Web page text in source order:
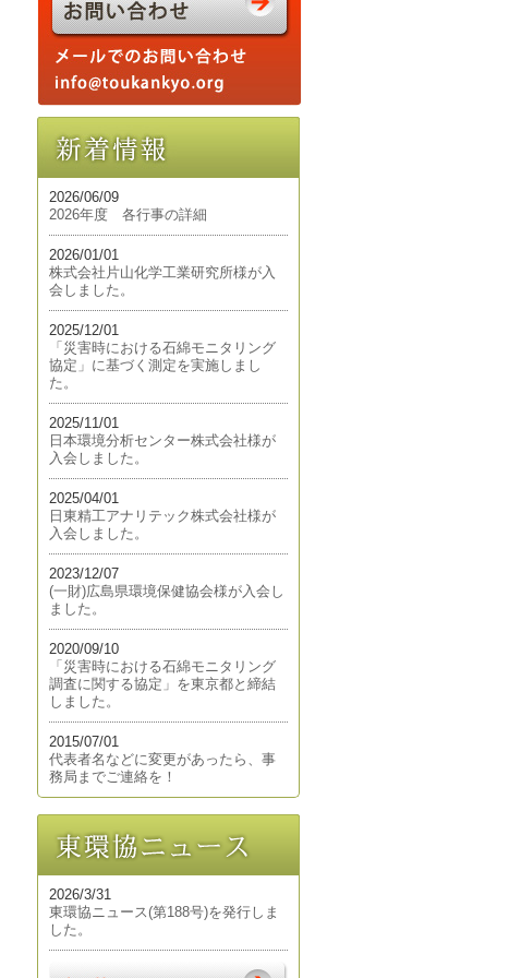
2026/06/09
2026年度 各行事の詳細
2026/01/01
株式会社片山化学工業研究所様が入
会しました。
2025/12/01
「災害時における石綿モニタリング
協定」に基づく測定を実施しまし
た。
2025/11/01
日本環境分析センター株式会社様が
入会しました。
2025/04/01
日東精工アナリテック株式会社様が
入会しました。
2023/12/07
(一財)広島県環境保健協会様が入会し
ました。
2020/09/10
「災害時における石綿モニタリング
調査に関する協定」を東京都と締結
しました。
2015/07/01
代表者名などに変更があったら、事
務局までご連絡を！
2026/3/31
東環協ニュース(第188号)を発行しま
した。